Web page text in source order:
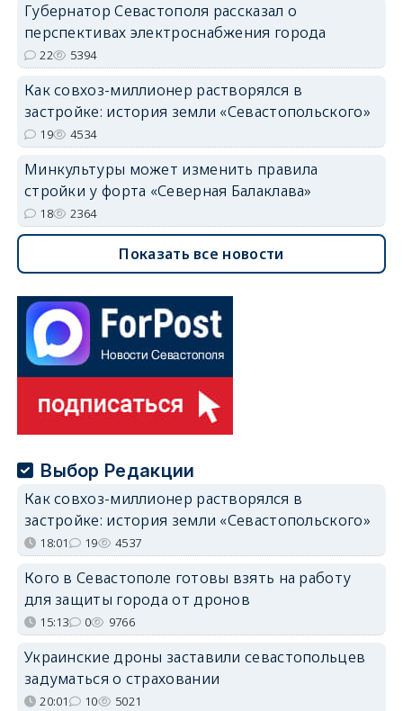
Губернатор Севастополя рассказал о
перспективах электроснабжения города
22 5394
Как совхоз-миллионер растворялся в
застройке: история земли «Севастопольского»
19 4534
Минкультуры может изменить правила
стройки у форта «Северная Балаклава»
18 2364
Показать все новости
Выбор Редакции
Как совхоз-миллионер растворялся в
застройке: история земли «Севастопольского»
18:01 19 4537
Кого в Севастополе готовы взять на работу
для защиты города от дронов
15:13 0 9766
Украинские дроны заставили севастопольцев
задуматься о страховании
20:01 10 5021